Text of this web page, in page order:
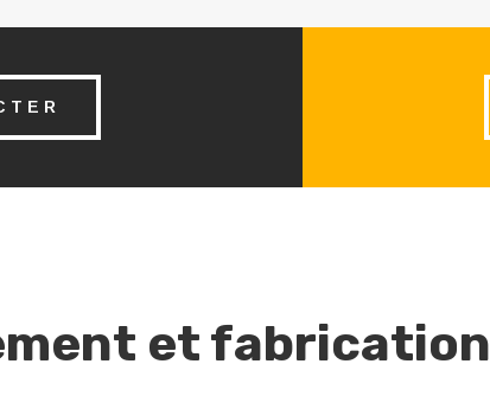
et fabrication